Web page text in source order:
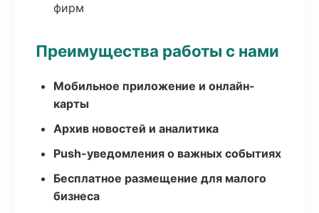
фирм
Преимущества работы с нами
Мобильное приложение и онлайн-
карты
Архив новостей и аналитика
Push-уведомления о важных событиях
Бесплатное размещение для малого
бизнеса